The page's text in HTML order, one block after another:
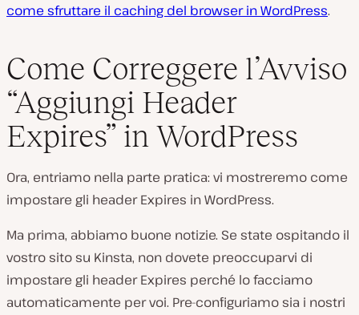
come sfruttare il caching del browser in WordPress.
Come Correggere l’Avviso
“Aggiungi Header
Expires” in WordPress
Ora, entriamo nella parte pratica: vi mostreremo come
impostare gli header Expires in WordPress.
Ma prima, abbiamo buone notizie. Se state ospitando il
vostro sito su Kinsta, non dovete preoccuparvi di
impostare gli header Expires perché lo facciamo
automaticamente per voi. Pre-configuriamo sia i nostri